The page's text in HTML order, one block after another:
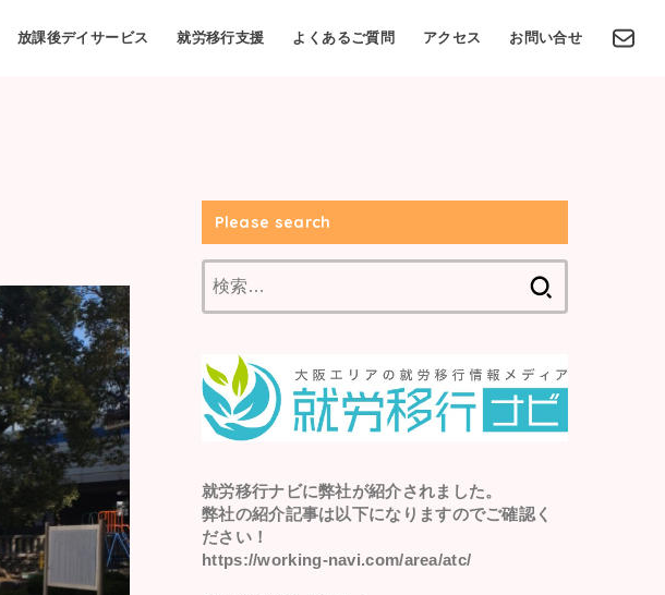
放課後デイサービス 就労移行支援 よくあるご質問 アクセス お問い合せ
Please search
就労移行ナビに弊社が紹介されました。
弊社の紹介記事は以下になりますのでご確認く
ださい！
https://working-navi.com/area/atc/